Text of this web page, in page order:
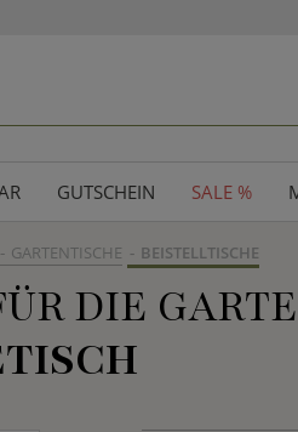
GUTSCHEIN SALE %
GARTENTISCHE BEISTELLTISCHE
DIE